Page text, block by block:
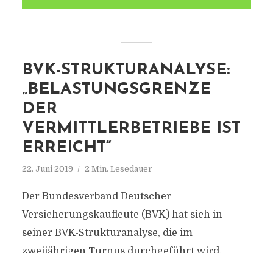
BVK-STRUKTURANALYSE:
„BELASTUNGSGRENZE
DER
VERMITTLERBETRIEBE IST
ERREICHT“
22. Juni 2019 2 Min. Lesedauer
Der Bundesverband Deutscher
Versicherungskaufleute (BVK) hat sich in
seiner BVK-Strukturanalyse, die im